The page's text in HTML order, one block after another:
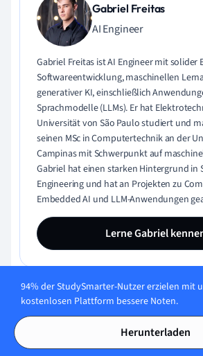
Gabriel Freitas
AI Engineer
Gabriel Freitas ist AI Engineer mit solider
Softwareentwicklung, maschinellen
generativer KI, einschließlich
Sprachmodelle (LLMs). Er hat
Universität von São Paulo studiert und
seinen MSc in Computertechnik an der
Campinas mit Schwerpunkt auf
Gabriel hat einen starken Hintergrund in
Engineering und hat an Projekten zu
Embedded AI und LLM-Anwendungen
Lerne Gabriel
Teste dein Wissen mit
Choice-Karteikarten
94% der StudySmarter-Nutzer erzielen mit
kostenlosen Plattform bessere Noten.
Herunterladen